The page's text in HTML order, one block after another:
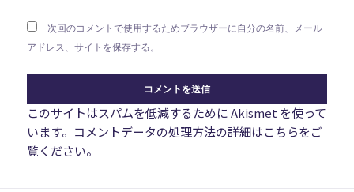
次回のコメントで使用するためブラウザーに自分の名前、メール
アドレス、サイトを保存する。
このサイトはスパムを低減するために Akismet を使って
います。 コメントデータの処理方法の詳細はこちらをご
覧ください。